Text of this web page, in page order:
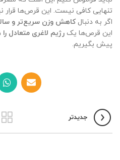
تنهایی کافی نیست. این قرص‌ها قرار
اگر به دنبالکاهش وزن سریع‌تر و
این قرص‌ها یک رژیم لاغری متعادل
پیش بگیریم.
جدیدتر